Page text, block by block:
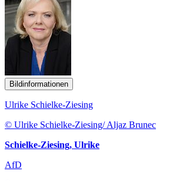
Bildinformationen
Ulrike Schielke-Ziesing
© Ulrike Schielke-Ziesing/ Aljaz Brunec
Schielke-Ziesing, Ulrike
AfD